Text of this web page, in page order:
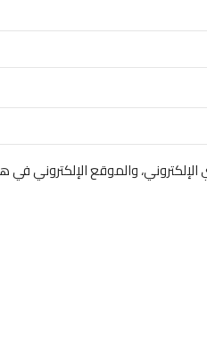
والموقع الإلكتروني